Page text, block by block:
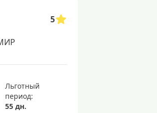
5
Льготный
период:
55 дн.